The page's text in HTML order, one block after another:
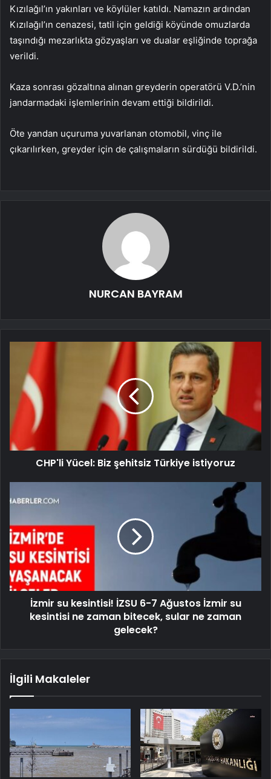
Kızılağıl’ın yakınları ve köylüler katıldı. Namazın ardından
Kızılağıl’ın cenazesi, tatil için geldiği köyünde omuzlarda
taşındığı mezarlıkta gözyaşları ve dualar eşliğinde toprağa
verildi.
Kaza sonrası gözaltına alınan greyderin operatörü V.D.’nin
jandarmadaki işlemlerinin devam ettiği bildirildi.
Öte yandan uçuruma yuvarlanan otomobil, vinç ile
çıkarılırken, greyder için de çalışmaların sürdüğü bildirildi.
NURCAN BAYRAM
CHP'li Yücel: Biz şehitsiz Türkiye istiyoruz
İzmir su kesintisi! İZSU 6-7 Ağustos İzmir su
kesintisi ne zaman bitecek, sular ne zaman
gelecek?
İlgili Makaleler